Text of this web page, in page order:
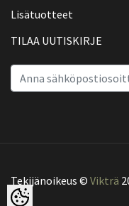
Lisätuotteet
TILAA UUTISKIRJE
Tekijänoikeus © Vikträ